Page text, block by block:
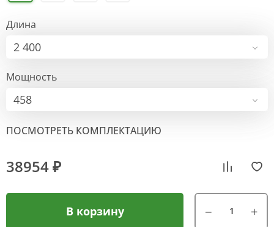
Длина
2 400
Мощность
458
ПОСМОТРЕТЬ КОМПЛЕКТАЦИЮ
38954 ₽
В корзину